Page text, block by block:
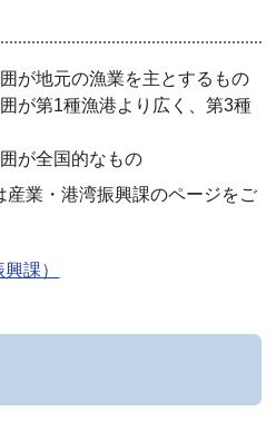
が地元の漁業を主とするもの
が第1種漁港より広く、第3種
が全国的なもの
産業・港湾振興課のページをご
課）